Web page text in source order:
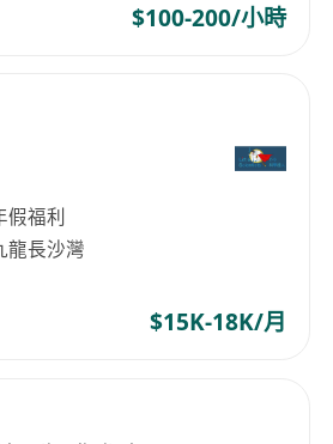
$100-200/小時
假福利
龍長沙灣
$15K-18K/月